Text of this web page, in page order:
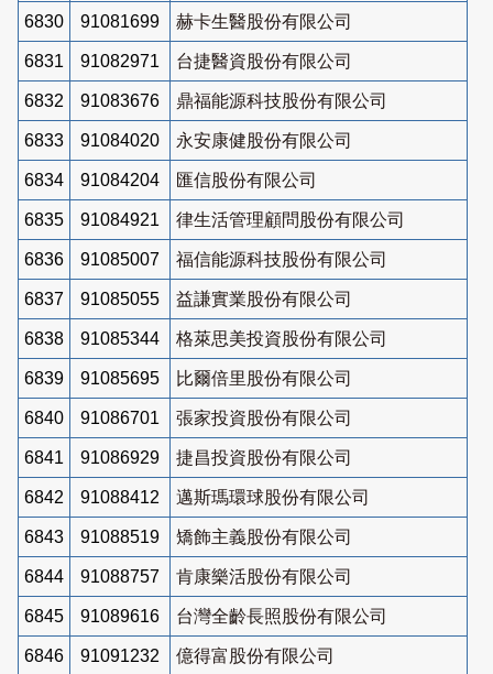
6830 91081699 赫卡生醫股份有限公司
6831 91082971 台捷醫資股份有限公司
6832 91083676 鼎福能源科技股份有限公司
6833 91084020 永安康健股份有限公司
6834 91084204 匯信股份有限公司
6835 91084921 律生活管理顧問股份有限公司
6836 91085007 福信能源科技股份有限公司
6837 91085055 益謙實業股份有限公司
6838 91085344 格萊思美投資股份有限公司
6839 91085695 比爾倍里股份有限公司
6840 91086701 張家投資股份有限公司
6841 91086929 捷昌投資股份有限公司
6842 91088412 邁斯瑪環球股份有限公司
6843 91088519 矯飾主義股份有限公司
6844 91088757 肯康樂活股份有限公司
6845 91089616 台灣全齡長照股份有限公司
6846 91091232 億得富股份有限公司